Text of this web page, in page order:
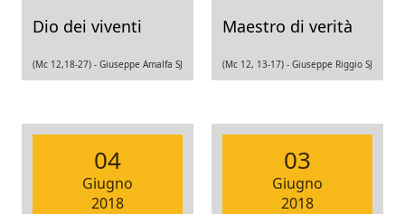
Dio dei viventi
(Mc 12,18-27) - Giuseppe Amalfa SJ
Maestro di verità
(Mc 12, 13-17) - Giuseppe Riggio SJ
04
Giugno
2018
03
Giugno
2018